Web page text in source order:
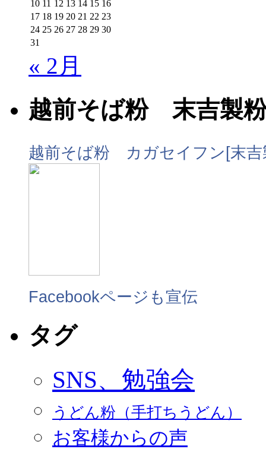
10 11 12 13 14 15 16
17 18 19 20 21 22 23
24 25 26 27 28 29 30
31
« 2月
越前そば粉 末吉製
越前そば粉 カガセイフン[末吉
Facebookページも宣伝
タグ
SNS、勉強会
うどん粉（手打ちうどん）
お客様からの声